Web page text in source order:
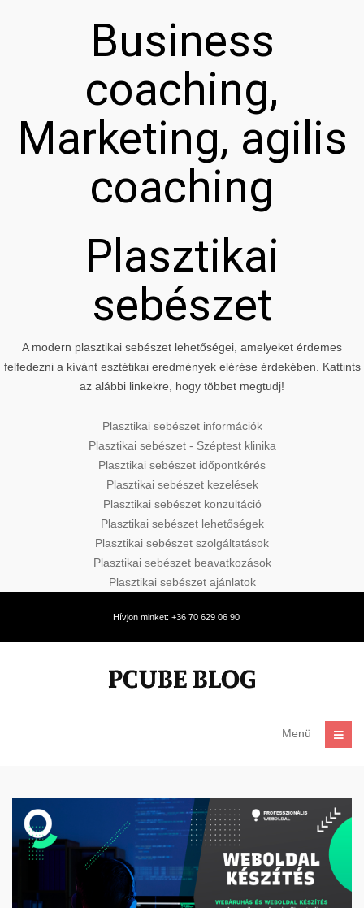
Business
coaching,
Marketing, agilis
coaching
Plasztikai
sebészet
A modern plasztikai sebészet lehetőségei, amelyeket érdemes
felfedezni a kívánt esztétikai eredmények elérése érdekében. Kattints
az alábbi linkekre, hogy többet megtudj!
Plasztikai sebészet információk
Plasztikai sebészet - Széptest klinika
Plasztikai sebészet időpontkérés
Plasztikai sebészet kezelések
Plasztikai sebészet konzultáció
Plasztikai sebészet lehetőségek
Plasztikai sebészet szolgáltatások
Plasztikai sebészet beavatkozások
Plasztikai sebészet ajánlatok
Hívjon minket: +36 70 629 06 90
Menü